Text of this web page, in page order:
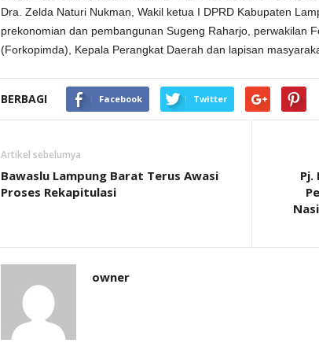
Dra. Zelda Naturi Nukman, Wakil ketua I DPRD Kabupaten
prekonomian dan pembangunan Sugeng Raharjo, perwakilan
(Forkopimda), Kepala Perangkat Daerah dan lapisan
BERBAGI Facebook Twitter
Artikel sebelumya
Bawaslu Lampung Barat Terus Awasi
Proses Rekapitulasi
Pj.
owner